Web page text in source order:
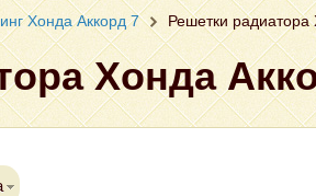
Хонда Аккорд 7 Решетки радиатора
Хонда